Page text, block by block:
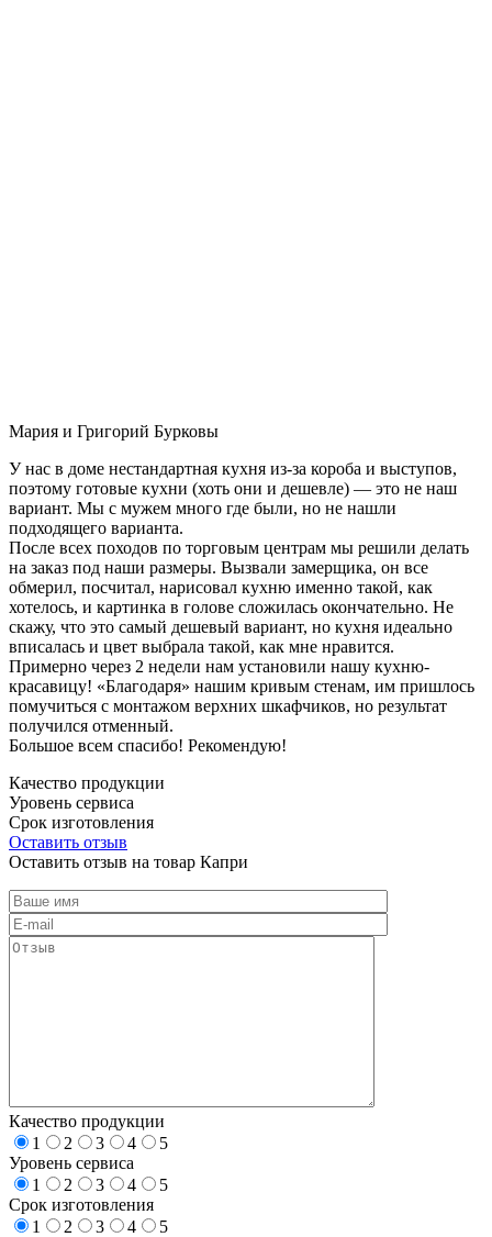
Мария и Григорий Бурковы
У нас в доме нестандартная кухня из-за короба и выступов,
поэтому готовые кухни (хоть они и дешевле) — это не наш
вариант. Мы с мужем много где были, но не нашли
подходящего варианта.
После всех походов по торговым центрам мы решили делать
на заказ под наши размеры. Вызвали замерщика, он все
обмерил, посчитал, нарисовал кухню именно такой, как
хотелось, и картинка в голове сложилась окончательно. Не
скажу, что это самый дешевый вариант, но кухня идеально
вписалась и цвет выбрала такой, как мне нравится.
Примерно через 2 недели нам установили нашу кухню-
красавицу! «Благодаря» нашим кривым стенам, им пришлось
помучиться с монтажом верхних шкафчиков, но результат
получился отменный.
Большое всем спасибо! Рекомендую!
Качество продукции
Уровень сервиса
Срок изготовления
Оставить отзыв
Оставить отзыв на товар Капри
Качество продукции
1
2 3 4
5
Уровень сервиса
1
2 3 4
5
Срок изготовления
1
2 3 4
5